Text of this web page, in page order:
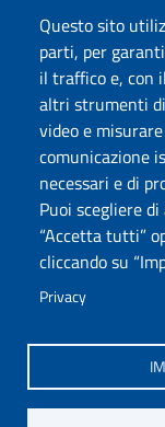
Questo sito
parti, per
il traffico e, con
altri strumenti
video e
comunicazione
necessari e di
Puoi scegliere
“Accetta tutti”
cliccando su
Privacy
Università degli
Dipartimento di
Via Roma 151,
PEC:
P.I. 00196350904
Bandi
Dichiarazione di
Posta elettronica
Protocollo
Seguici su